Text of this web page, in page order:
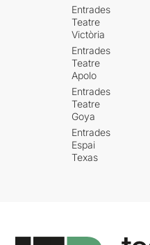
Entrades
Teatre
Victòria
Entrades
Teatre
Apolo
Entrades
Teatre
Goya
Entrades
Espai
Texas